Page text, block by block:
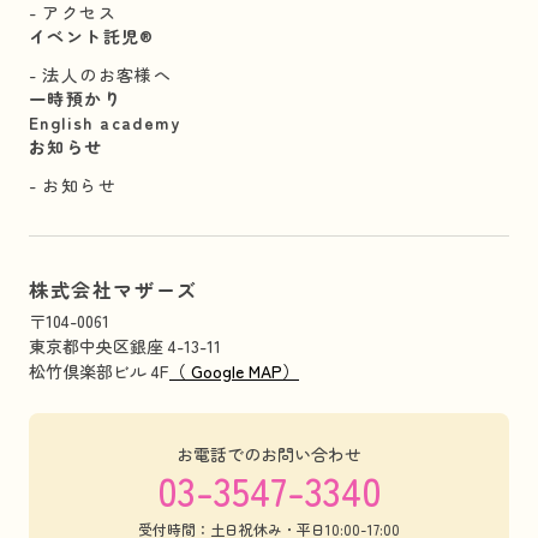
アクセス
イベント託児®︎
法人のお客様へ
一時預かり
English academy
お知らせ
お知らせ
株式会社マザーズ
〒104-0061
東京都中央区銀座 4-13-11
松竹倶楽部ビル 4F （ Google MAP）
お電話でのお問い合わせ
03-3547-3340
受付時間：土日祝休み・平日10:00-17:00